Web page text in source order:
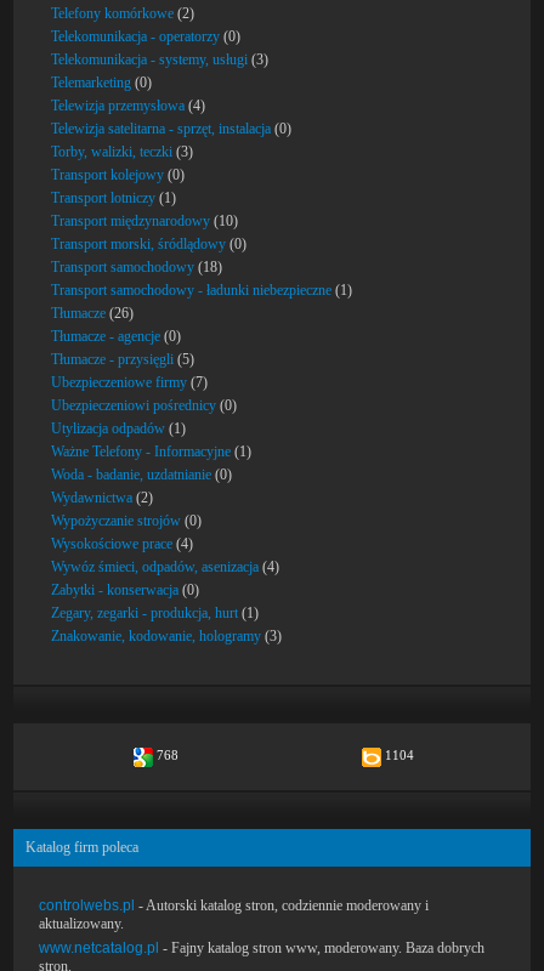
Telefony komórkowe (2)
Telekomunikacja - operatorzy (0)
Telekomunikacja - systemy, usługi (3)
Telemarketing (0)
Telewizja przemysłowa (4)
Telewizja satelitarna - sprzęt, instalacja (0)
Torby, walizki, teczki (3)
Transport kolejowy (0)
Transport lotniczy (1)
Transport międzynarodowy (10)
Transport morski, śródlądowy (0)
Transport samochodowy (18)
Transport samochodowy - ładunki niebezpieczne (1)
Tłumacze (26)
Tłumacze - agencje (0)
Tłumacze - przysięgli (5)
Ubezpieczeniowe firmy (7)
Ubezpieczeniowi pośrednicy (0)
Utylizacja odpadów (1)
Ważne Telefony - Informacyjne (1)
Woda - badanie, uzdatnianie (0)
Wydawnictwa (2)
Wypożyczanie strojów (0)
Wysokościowe prace (4)
Wywóz śmieci, odpadów, asenizacja (4)
Zabytki - konserwacja (0)
Zegary, zegarki - produkcja, hurt (1)
Znakowanie, kodowanie, hologramy (3)
768 1104
Katalog firm poleca
controlwebs.pl - Autorski katalog stron, codziennie moderowany i
aktualizowany.
www.netcatalog.pl - Fajny katalog stron www, moderowany. Baza dobrych
stron.